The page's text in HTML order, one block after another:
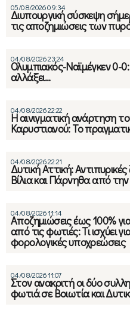
05/08/2026 09:34
Διυπουργική σύσκεψη
τις αποζημιώσεις των
04/08/2026 23:24
Ολυμπιακός-Ναϊμέγκεν 0-
αλλάξει…
04/08/2026 22:22
Η αινιγματική ανάρτηση
Καρυστιανού: Το
04/08/2026 22:21
Δυτική Αττική:
Βίλια και Πάρνηθα από
04/08/2026 11:14
Αποζημιώσεις έως 100%
από τις φωτιές: Τι ισχύει
φορολογικές υποχρεώσεις
04/08/2026 11:07
Στον ανακριτή οι δύο
φωτιά σε Βοιωτία και